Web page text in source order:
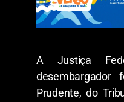
A Justiça
desembargador
Prudente, do